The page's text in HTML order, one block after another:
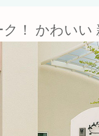
！ かわいい